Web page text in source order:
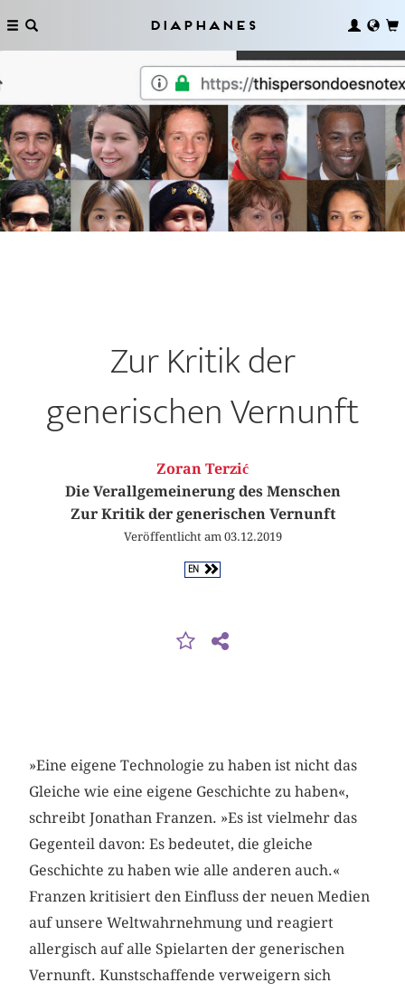
Diaphanes
Zur Kritik der
generischen Vernunft
Zoran Terzić
Die Verallgemeinerung des Menschen
Zur Kritik der generischen Vernunft
Veröffentlicht am 03.12.2019
EN
»Eine eigene Technologie zu haben ist nicht das
Gleiche wie eine eigene Geschichte zu haben«,
schreibt Jonathan Franzen. »Es ist vielmehr das
Gegenteil davon: Es bedeutet, die gleiche
Geschichte zu haben wie alle anderen auch.«
Franzen kritisiert den Einfluss der neuen Medien
auf unsere Weltwahrnehmung und reagiert
allergisch auf alle Spielarten der generischen
Vernunft. Kunstschaffende verweigern sich